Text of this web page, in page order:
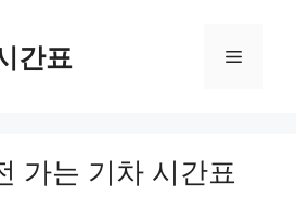
간표 Menu
가는 기차 시간표